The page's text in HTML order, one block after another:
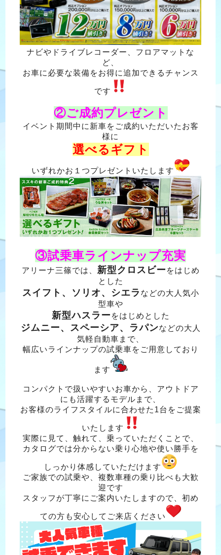
ナビやドライブレコーダー、フロアマットな
ど、
お車に必要な装備をお得に追加できるチャンス
です
②ご成約プレゼント
イベント期間中に新車をご成約いただいたお客
様に
選べるギフト
いずれかお１つプレゼントいたします
③試乗車ラインナップ充実
アリーナ三篠では、 新型クロスビー をはじめ
とした
スイフト、ソリオ、シエラ などの大人気小
型車や
新型ハスラー をはじめとした
ジムニー、スペーシア、ラパンなどの大人
気軽自動車まで、
幅広いラインナップの試乗車をご用意しており
ます
コンパクトで扱いやすいお車から、アウトドア
にも活躍するモデルまで、
お客様のライフスタイルに合わせた1台をご提案
いたします
実際に見て、触れて、乗っていただくことで、
カタログでは分からない乗り心地や使い勝手を
しっかり体感していただけます
ご家族での試乗や、複数車種の乗り比べも大歓
迎です
スタッフが丁寧にご案内いたしますので、初め
ての方も安心してご来店ください